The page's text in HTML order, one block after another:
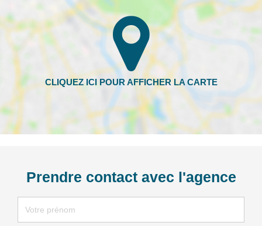
Prendre contact avec l'agence